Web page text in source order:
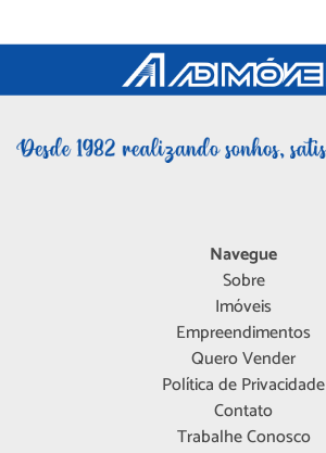
Navegue
Sobre
Imóveis
Empreendimentos
Quero Vender
Política de Privacidade
Contato
Trabalhe Conosco